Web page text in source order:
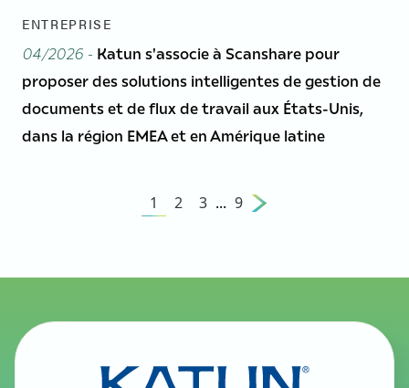
ENTREPRISE
04/2026 - Katun s'associe à Scanshare pour
proposer des solutions intelligentes de gestion de
documents et de flux de travail aux États-Unis,
dans la région EMEA et en Amérique latine
1 2 3 ... 9